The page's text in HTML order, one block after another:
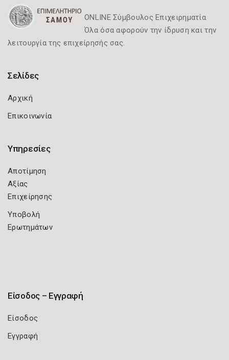
ONLINE Σύμβουλος Επιχειρηματία
Όλα όσα αφορούν την ίδρυση και την
λειτουργία της επιχείρησής σας.
Σελίδες
Αρχική
Επικοινωνία
Υπηρεσίες
Αποτίμηση
Αξίας
Επιχείρησης
Υποβολή
Ερωτημάτων
Είσοδος – Εγγραφή
Είσοδος
Εγγραφή